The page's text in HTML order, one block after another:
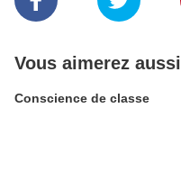
Vous aimerez aussi
Conscience de classe